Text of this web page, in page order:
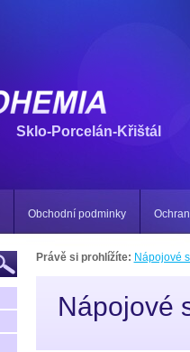
Sklo-Porcelán-Křištál
Obchodní podminky
Právě si prohlížíte: Nápojové
Nápojové